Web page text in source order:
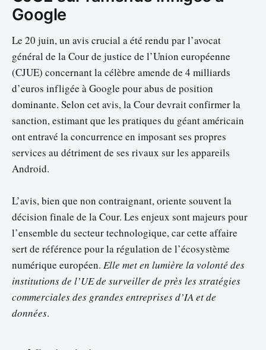
Google
Le 20 juin, un avis crucial a été rendu par l’avocat
général de la Cour de justice de l’Union européenne
(CJUE) concernant la célèbre amende de 4 milliards
d’euros infligée à Google pour abus de position
dominante. Selon cet avis, la Cour devrait confirmer la
sanction, estimant que les pratiques du géant américain
ont entravé la concurrence en imposant ses propres
services au détriment de ses rivaux sur les appareils
Android.
L’avis, bien que non contraignant, oriente souvent la
décision finale de la Cour. Les enjeux sont majeurs pour
l’ensemble du secteur technologique, car cette affaire
sert de référence pour la régulation de l’écosystème
numérique européen. Elle met en lumière la volonté des
institutions de l’UE de surveiller de près les stratégies
commerciales des grandes entreprises d’IA et de
données.